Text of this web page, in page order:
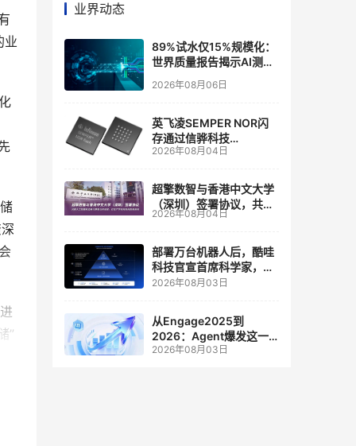
业
”
业界动态
89%试水仅15%规模化：
世界质量报告揭示AI测
试"落地鸿沟"
2026年08月06日
英飞凌SEMPER NOR闪
存通过信骅科技
AST2700 BMC认证，全
管理
2026年08月04日
超擎数智与香港中文大学
（深圳）签署协议，共建
人工智能和边缘计算联合
2026年08月04日
部署万台机器人后，酷哇
科技官宣首席科学家，要
让世界模型交付生产力
2026年08月03日
从Engage2025到
2026：Agent爆发这一
年，AI CRM 走到哪了
2026年08月03日